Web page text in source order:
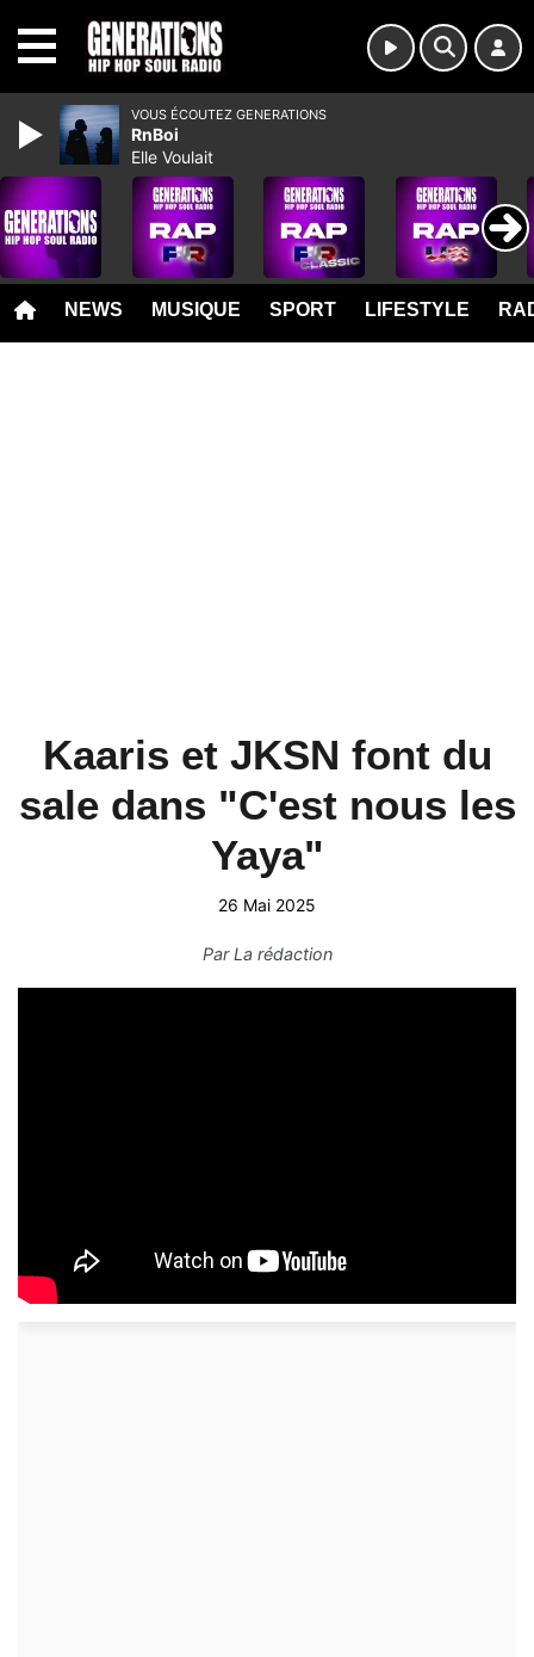
NEWS MUSIQUE SPORT LIFESTYLE
Kaaris et JKSN font du
sale dans "C'est nous les
Yaya"
26 Mai 2025
ParLa rédaction
VOUS ÉCOUTEZ GENERATIONS
RnBoi
Elle Voulait